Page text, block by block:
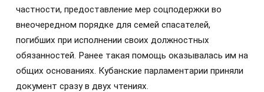
частности, предоставление мер соцподержки во
внеочередном порядке для семей спасателей,
погибших при исполнении своих должностных
обязанностей. Ранее такая помощь оказывалась им на
общих основаниях. Кубанские парламентарии приняли
документ сразу в двух чтениях.